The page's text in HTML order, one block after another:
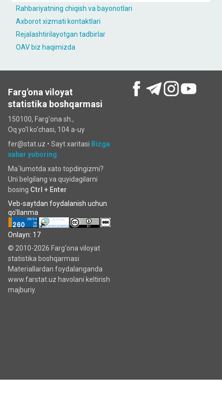
Rahbariyatning chiqish va bayonotlari
Axborot xizmati kontaktlari
Rejalashtirilayotgan tadbirlar
OAV biz haqimizda
Farg'ona viloyat
statistika boshqarmasi
150100, Farg'ona sh.,
Oq yo'l ko‘chаsi, 104 a-uy
fer@stat.uz • Sayt xaritasi Bizga
xabar yuboring
Ma`lumotda xato topdingizmi?
Uni belgilang va quyidagilarni
bosing Ctrl + Enter
Veb-saytdan foydalanish uchun
qo'llanma
Onlayn: 17
© 2010-2026 Farg‘ona viloyat
statistika boshqarmasi
Materiallardan foydalanganda
www.farstat.uz havolani keltirish
majburiy.